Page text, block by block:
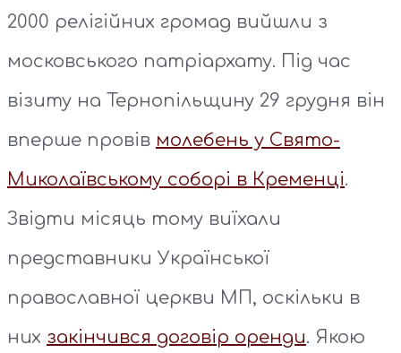
2000 релігійних громад вийшли з
московського патріархату. Під час
візиту на Тернопільщину 29 грудня він
вперше провів молебень у Свято-
Миколаївському соборі в Кременці.
Звідти місяць тому виїхали
представники Української
православної церкви МП, оскільки в
них закінчився договір оренди. Якою